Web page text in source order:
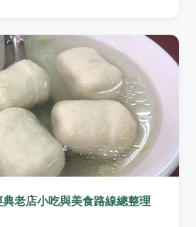
老店小吃與美食路線總整理